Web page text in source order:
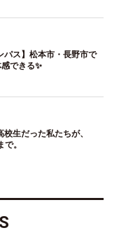
パス】松本市・長野市で
できる✨
校生だった私たちが、
。